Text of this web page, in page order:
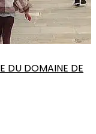
DU DOMAINE DE